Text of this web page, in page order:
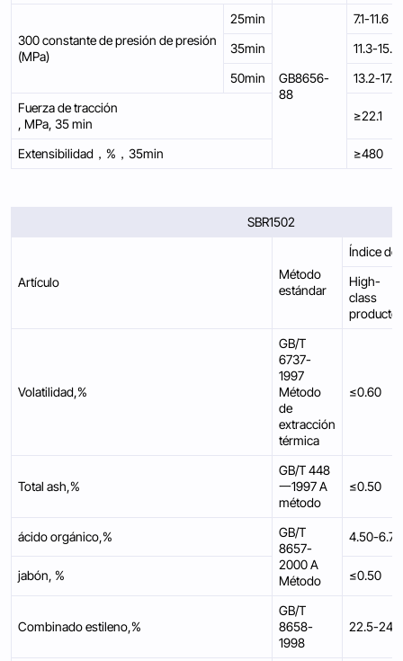
300 constante de presión de presión
(MPa)
25min
GB8656-
88
7.1-11.6
35min
11.3-15.8
50min
13.2-17.7
Fuerza de tracción
, MPa, 35 min
≥22.1
Extensibilidad，%，35min ≥480
SBR1502
Artículo
Método
estándar
Índice de
High-
class
producto
Volatilidad,%
GB/T
6737-
1997
Método
de
extracción
térmica
≤0.60
Total ash,%
GB/T 448
一1997 A
método
≤0.50
ácido orgánico,%
GB/T
8657-
2000 A
Método
4.50-6.75
jabón, % ≤0.50
Combinado estileno,%
GB/T
8658-
1998
22.5-24.5